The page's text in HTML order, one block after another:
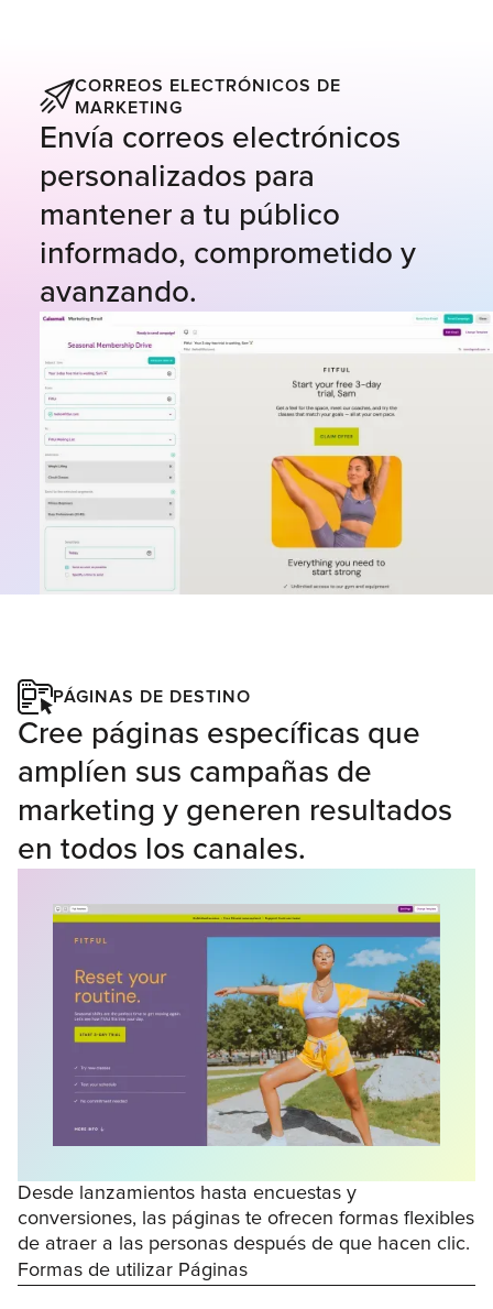
CORREOS ELECTRÓNICOS DE
MARKETING
Envía correos electrónicos
personalizados para
mantener a tu público
informado, comprometido y
avanzando.
PÁGINAS DE DESTINO
Cree páginas específicas que
amplíen sus campañas de
marketing y generen resultados
en todos los canales.
Desde lanzamientos hasta encuestas y
conversiones, las páginas te ofrecen formas flexibles
de atraer a las personas después de que hacen clic.
Formas de utilizar Páginas